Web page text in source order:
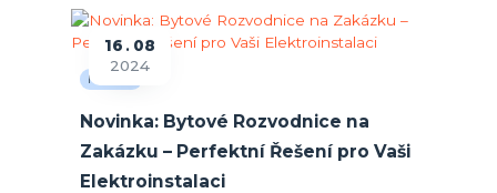
16
08
2024
Novinky
Novinka: Bytové Rozvodnice na
Zakázku – Perfektní Řešení pro Vaši
Elektroinstalaci